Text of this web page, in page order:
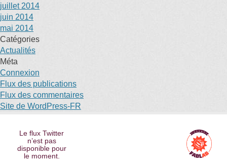
juillet 2014
juin 2014
mai 2014
Catégories
Actualités
Méta
Connexion
Flux des publications
Flux des commentaires
Site de WordPress-FR
Le flux Twitter
n’est pas
disponible pour
le moment.